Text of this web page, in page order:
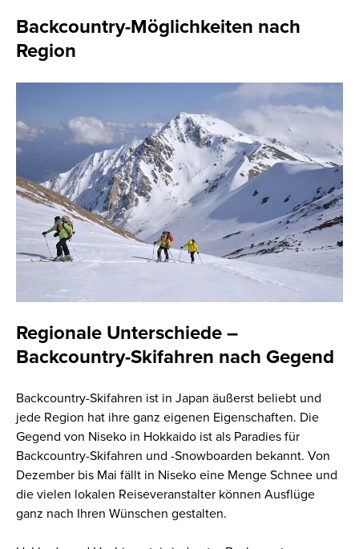
Backcountry-Möglichkeiten nach
Region
Regionale Unterschiede –
Backcountry-Skifahren nach Gegend
Backcountry-Skifahren ist in Japan äußerst beliebt und
jede Region hat ihre ganz eigenen Eigenschaften. Die
Gegend von Niseko in Hokkaido ist als Paradies für
Backcountry-Skifahren und -Snowboarden bekannt. Von
Dezember bis Mai fällt in Niseko eine Menge Schnee und
die vielen lokalen Reiseveranstalter können Ausflüge
ganz nach Ihren Wünschen gestalten.